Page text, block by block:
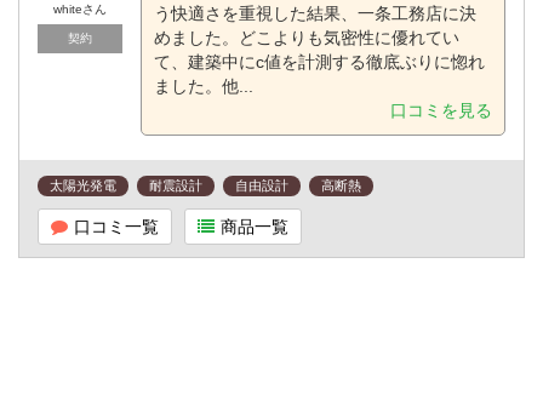
whiteさん
契約
う快適さを重視した結果、一条工務店に決
めました。どこよりも気密性に優れてい
て、建築中にc値を計測する徹底ぶりに惚れ
ました。他...
口コミを見る
太陽光発電 耐震設計 自由設計 高断熱
口コミ一覧 商品一覧